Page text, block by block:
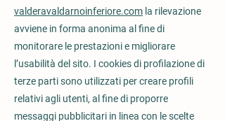
valderavaldarnoinferiore.com la rilevazione
avviene in forma anonima al fine di
monitorare le prestazioni e migliorare
l’usabilità del sito. I cookies di profilazione di
terze parti sono utilizzati per creare profili
relativi agli utenti, al fine di proporre
messaggi pubblicitari in linea con le scelte